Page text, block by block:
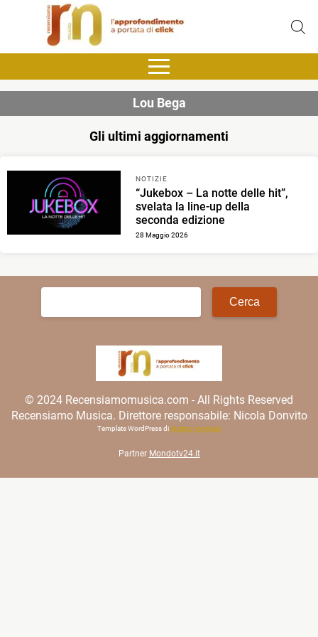
Lou Bega
Gli ultimi aggiornamenti
NOTIZIE
“Jukebox – La notte delle hit”,
svelata la line-up della
seconda edizione
28 Maggio 2026
Ricerca
© 2024 Recensiamomusica.com - All Rights Reserved
Recensiamo Musica. Direttore responsabile: Nicola Donvito
Template WordPress di Matteo Morreale
Partner Mondotv24.it